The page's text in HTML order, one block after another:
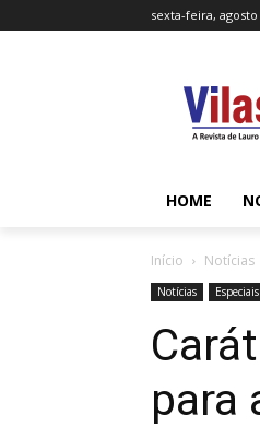
sexta-feira, agosto
HOME
Início Notícias
Notícias Especiais
para